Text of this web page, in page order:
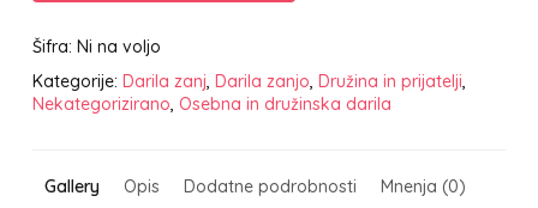
Šifra: Ni na voljo
Kategorije: Darila zanj, Darila zanjo, Družina in prijatelji,
Nekategorizirano, Osebna in družinska darila
Gallery Opis Dodatne podrobnosti Mnenja (0)